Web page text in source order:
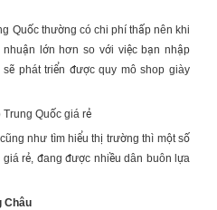
Quốc thường có chi phí thấp nên khi
lớn hơn so với việc bạn nhập
phát triển được quy mô shop giày
Quốc giá rẻ
như tìm hiểu thị trường thì một số
giá rẻ, đang được nhiều dân buôn lựa
Châu